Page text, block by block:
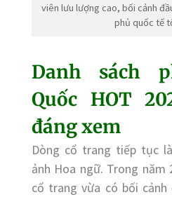
viên lưu lượng cao, bối cảnh
phủ quốc tế
Danh sách
Quốc HOT
đáng xem
Dòng cổ trang tiếp tục
ảnh Hoa ngữ. Trong năm
cổ trang vừa có bối cảnh